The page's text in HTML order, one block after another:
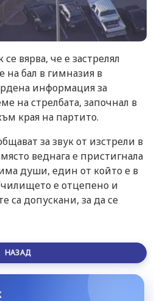
вярва, че е застрелял
бал в гимназия в
информация за
на стрелбата, започнал в
края на партито.
за звук от изстрели в
веднага е пристигнала
души, един от който е в
е отцепено и
са допускани, за да се
НАЗАД